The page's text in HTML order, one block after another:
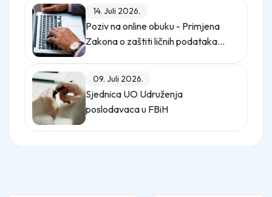
14. Juli 2026.
Poziv na online obuku - Primjena
Zakona o zaštiti ličnih podataka
09. Juli 2026.
Sjednica UO Udruženja
poslodavaca u FBiH